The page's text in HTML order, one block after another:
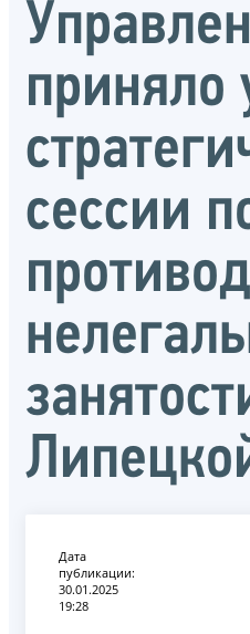
приняло
сессии
Дата
публикации:
30.01.2025
19:28